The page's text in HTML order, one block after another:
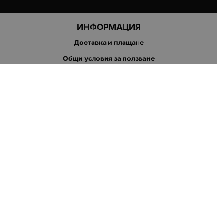
ИНФОРМАЦИЯ
Доставка и плащане
Общи условия за ползване